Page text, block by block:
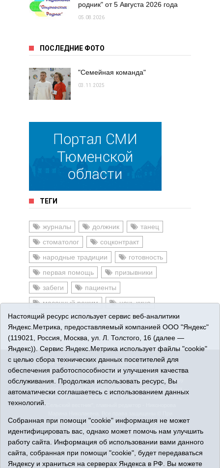
родник" от 5 Августа 2026 года
05.08.2026
ПОСЛЕДНИЕ ФОТО
"Семейная команда"
03.11.2025
ТЕГИ
журналы должник
танец
стоматолог
соцконтракт
народные традиции
готовность
первая помощь
призывники
забеги
пациенты
масочный режим
ночь кино
реквизиты
приставка
16+© 2015-2026 Сетевое издание «Омутинское».
Регистрационный номер СМИ Эл № ФС77-65144 от 28
марта 2016 г., выданное Федеральной службой по надзору
коммуникаций (Роскомнадзор). Учредитель: АНО "ИИЦ
"Сельский вестник", главный редактор - Никонорова
использовании материалов ссылка обязательна.
Адрес редакции: 627070, Тюменская область, Омутинский
район, с. Омутинское, ул. Советская, 151
Адрес электронной почты редакции:
selvest151@yandex.ru, тел.: 8(34544)3-16-73
Политика оператора
Настоящий ресурс использует сервис веб-аналитики
Яндекс.Метрика, предоставляемый компанией ООО "Яндекс"
(119021, Россия, Москва, ул. Л. Толстого, 16 (далее —
Яндекс)). Сервис Яндекс.Метрика использует файлы "cookie"
с целью сбора технических данных посетителей для
обеспечения работоспособности и улучшения качества
обслуживания. Продолжая использовать ресурс, Вы
автоматически соглашаетесь с использованием данных
технологий.
Собранная при помощи "cookie" информация не может
идентифицировать вас, однако может помочь нам улучшить
работу сайта. Информация об использовании вами данного
сайта, собранная при помощи "cookie", будет передаваться
Яндексу и храниться на серверах Яндекса в РФ. Вы можете